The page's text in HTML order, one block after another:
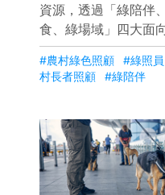
資源，透過「綠陪伴
食、綠場域」四大面
村長者 。透過關懷式
活動與營養餐食，不
需求，更賦予其生活
價值與轉化力量 。
#農村綠色照顧 #綠照員
村長者照顧
#綠陪伴